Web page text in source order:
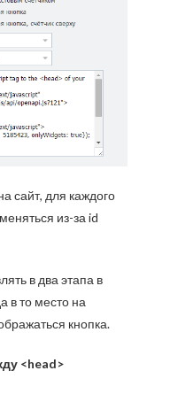
сайт, для каждого
из-за id
в два этапа в
в то место на
кнопка.
<head>